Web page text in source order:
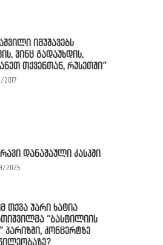
იმუშავებს
ვინც გადაუხდის,
თქვენთან, რუსეთში”
2017
დანაშაული კასპში
2025
თქვა უარი ხატია
“ბასტილიის
პარიზში, კონცერტზე